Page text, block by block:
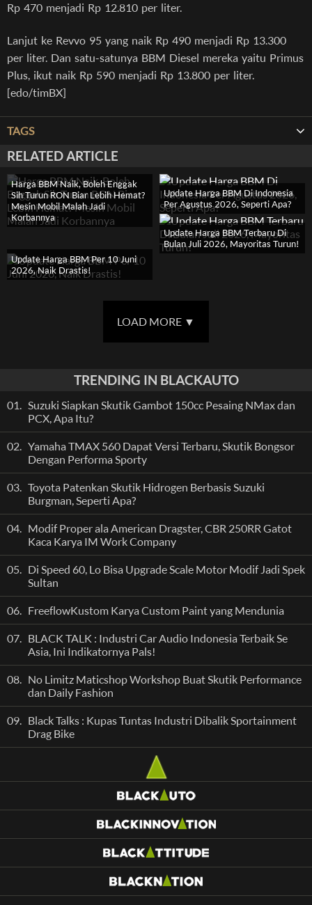
Rp 470 menjadi Rp 12.810 per liter.
Lanjut ke Revvo 95 yang naik Rp 490 menjadi Rp 13.300
per liter. Dan satu-satunya BBM Diesel mereka yaitu Primus
Plus, ikut naik Rp 590 menjadi Rp 13.800 per liter.
[edo/timBX]
TAGS
RELATED ARTICLE
Harga BBM Naik, Boleh Enggak
Sih Turun RON Biar Lebih Hemat?
Mesin Mobil Malah Jadi
Korbannya
Update Harga BBM Di Indonesia
Per Agustus 2026, Seperti Apa?
Update Harga BBM Terbaru Di
Bulan Juli 2026, Mayoritas Turun!
Update Harga BBM Per 10 Juni
2026, Naik Drastis!
LOAD MORE ▼
TRENDING IN BLACKAUTO
01. Suzuki Siapkan Skutik Gambot 150cc Pesaing NMax dan
PCX, Apa Itu?
02. Yamaha TMAX 560 Dapat Versi Terbaru, Skutik Bongsor
Dengan Performa Sporty
03. Toyota Patenkan Skutik Hidrogen Berbasis Suzuki
Burgman, Seperti Apa?
04. Modif Proper ala American Dragster, CBR 250RR Gatot
Kaca Karya IM Work Company
05. Di Speed 60, Lo Bisa Upgrade Scale Motor Modif Jadi Spek
Sultan
06. FreeflowKustom Karya Custom Paint yang Mendunia
07. BLACK TALK : Industri Car Audio Indonesia Terbaik Se
Asia, Ini Indikatornya Pals!
08. No Limitz Maticshop Workshop Buat Skutik Performance
dan Daily Fashion
09. Black Talks : Kupas Tuntas Industri Dibalik Sportainment
Drag Bike